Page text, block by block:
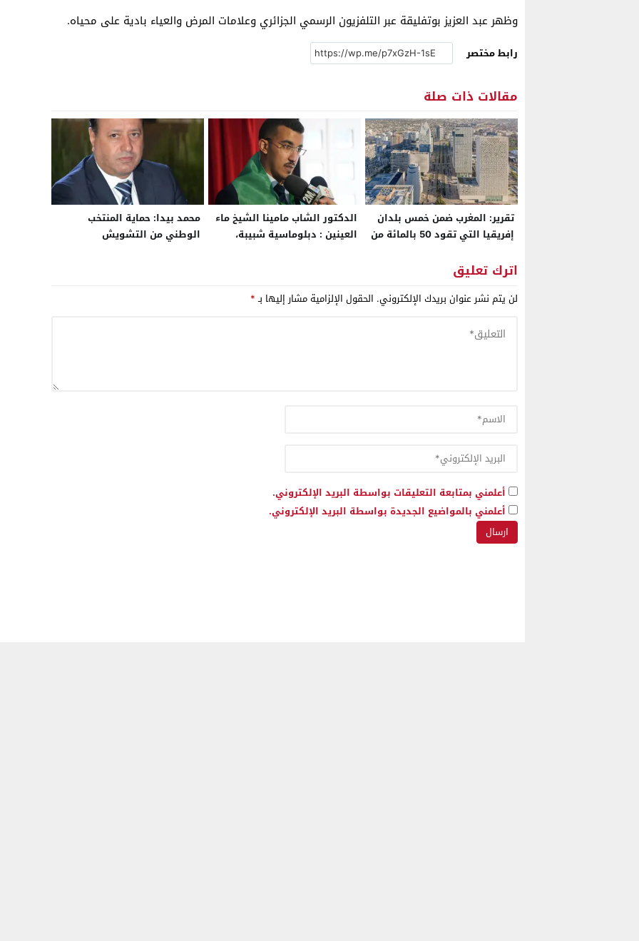
وظهر عبد العزيز بوتفليقة عبر التلفزيون الرسمي الجزائري وعلامات المرض والعياء بادية على محياه.
رابط مختصر
مقالات ذات صلة
تقرير: المغرب ضمن خمس بلدان
إفريقيا التي تقود 50 بالمائة من
الدكتور الشاب مامينا الشيخ ماء
العينين : دبلوماسية شبيبة،
محمد بيدا: حماية المنتخب
الوطني من التشويش
اترك تعليق
لن يتم نشر عنوان بريدك الإلكتروني. الحقول الإلزامية مشار إليها بـ*
أعلمني بمتابعة التعليقات بواسطة البريد الإلكتروني.
أعلمني بالمواضيع الجديدة بواسطة البريد الإلكتروني.